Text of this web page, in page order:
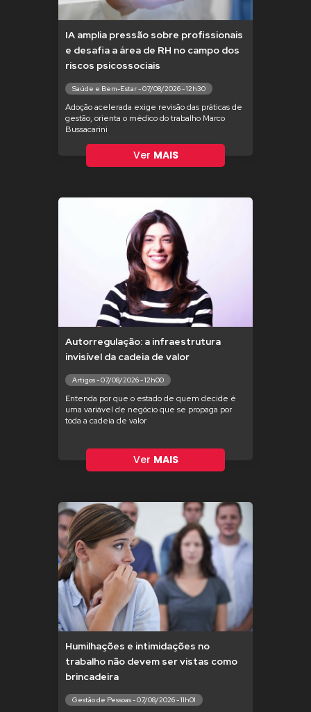
IA amplia pressão sobre profissionais
e desafia a área de RH no campo dos
riscos psicossociais
Saúde e Bem-Estar - 07/08/2026 - 12h30
Adoção acelerada exige revisão das práticas de
gestão, orienta o médico do trabalho Marco
Bussacarini
Ver MAIS
Autorregulação: a infraestrutura
invisível da cadeia de valor
Artigos - 07/08/2026 - 12h00
Entenda por que o estado de quem decide é
uma variável de negócio que se propaga por
toda a cadeia de valor
Ver MAIS
Humilhações e intimidações no
trabalho não devem ser vistas como
brincadeira
Gestão de Pessoas - 07/08/2026 - 11h01